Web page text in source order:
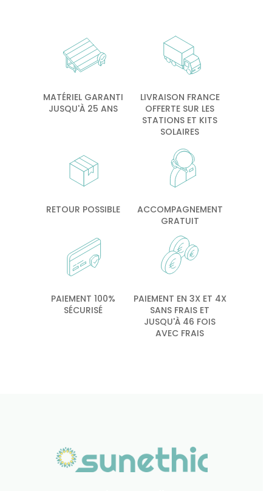
MATÉRIEL GARANTI
JUSQU'À 25 ANS
LIVRAISON FRANCE
OFFERTE SUR LES
STATIONS ET KITS
SOLAIRES
RETOUR POSSIBLE
ACCOMPAGNEMENT
GRATUIT
PAIEMENT 100%
SÉCURISÉ
PAIEMENT EN 3X ET 4X
SANS FRAIS ET
JUSQU'À 46 FOIS
AVEC FRAIS